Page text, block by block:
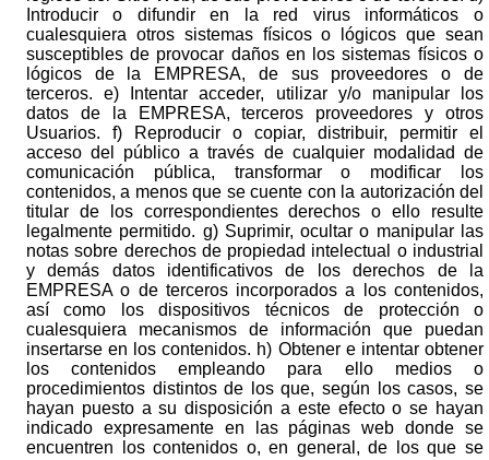
Introducir o difundir en la red virus informáticos o
cualesquiera otros sistemas físicos o lógicos que sean
susceptibles de provocar daños en los sistemas físicos o
lógicos de la EMPRESA, de sus proveedores o de
terceros. e) Intentar acceder, utilizar y/o manipular los
datos de la EMPRESA, terceros proveedores y otros
Usuarios. f) Reproducir o copiar, distribuir, permitir el
acceso del público a través de cualquier modalidad de
comunicación pública, transformar o modificar los
contenidos, a menos que se cuente con la autorización del
titular de los correspondientes derechos o ello resulte
legalmente permitido. g) Suprimir, ocultar o manipular las
notas sobre derechos de propiedad intelectual o industrial
y demás datos identificativos de los derechos de la
EMPRESA o de terceros incorporados a los contenidos,
así como los dispositivos técnicos de protección o
cualesquiera mecanismos de información que puedan
insertarse en los contenidos. h) Obtener e intentar obtener
los contenidos empleando para ello medios o
procedimientos distintos de los que, según los casos, se
hayan puesto a su disposición a este efecto o se hayan
indicado expresamente en las páginas web donde se
encuentren los contenidos o, en general, de los que se